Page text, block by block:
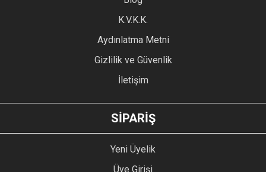
Ürün fiyatı diğer sitelerden daha pahalı.
GÖNDER
K.V.K.K.
Aydınlatma Metni
Gizlilik ve Güvenlik
İletişim
SİPARİŞ
Yeni Üyelik
Üye Girişi